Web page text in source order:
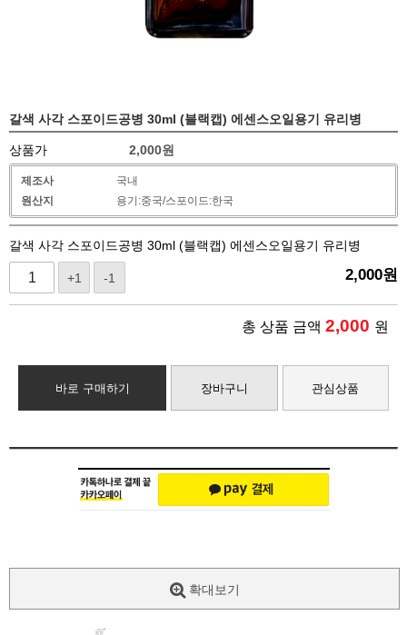
갈색 사각 스포이드공병 30ml (블랙캡) 에센스오일용기 유리병
상품가 2,000원
제조사
국내
원산지
용기:중국/스포이드:한국
갈색 사각 스포이드공병 30ml (블랙캡) 에센스오일용기 유리병
+1 -1 2,000원
총 상품 금액 2,000 원
바로 구매하기 장바구니 관심상품
확대보기